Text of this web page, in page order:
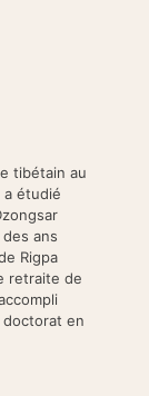
tibétain au
a étudié
ans
Rigpa
retraite de
en